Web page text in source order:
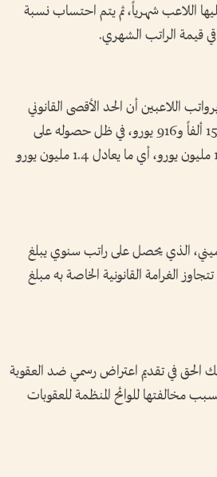
عليها اللاعب شهرياً، ثم يتم احتساب نسبة
اللاعبين أن الحد الأقصى القانوني
لغرامة فالفيردي لا يتجاوز 153 ألفاً و916 يورو، في ظل حصوله على
راتب سنوي يقدر بنحو 16.7 مليون يورو، أي ما يعادل 1.4 مليون يورو
الذي يحصل على راتب سنوي يبلغ
تتجاوز الغرامة القانونية الخاصة به مبلغ
الحق في تقديم اعتراض رسمي ضد العقوبة
مخالفتها للوائح المنظمة للعقوبات